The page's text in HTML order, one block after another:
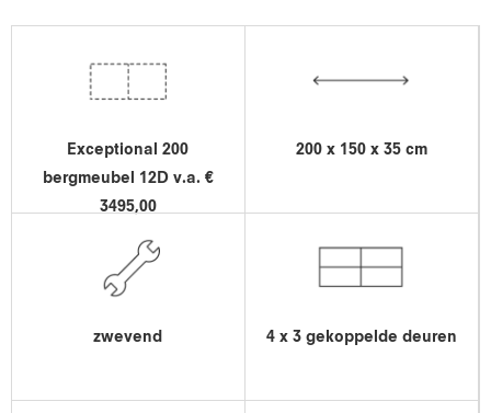
Exceptional 200
bergmeubel 12D v.a. €
3495,00
200 x 150 x 35 cm
zwevend 4 x 3 gekoppelde deuren